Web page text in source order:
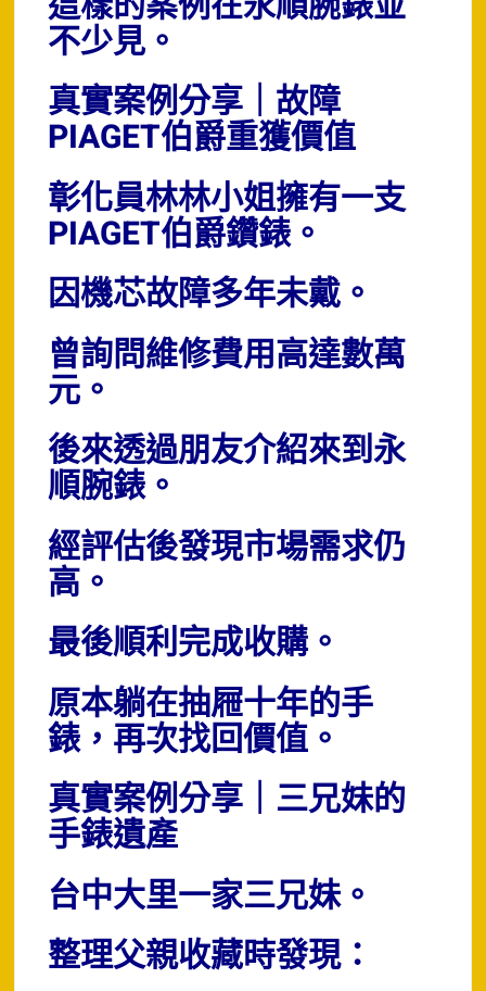
不少見。
真實案例分享｜故障
PIAGET伯爵重獲價值
彰化員林林小姐擁有一支
PIAGET伯爵鑽錶。
因機芯故障多年未戴。
曾詢問維修費用高達數萬
元。
後來透過朋友介紹來到永
順腕錶。
經評估後發現市場需求仍
高。
最後順利完成收購。
原本躺在抽屜十年的手
錶，再次找回價值。
真實案例分享｜三兄妹的
手錶遺產
台中大里一家三兄妹。
整理父親收藏時發現：